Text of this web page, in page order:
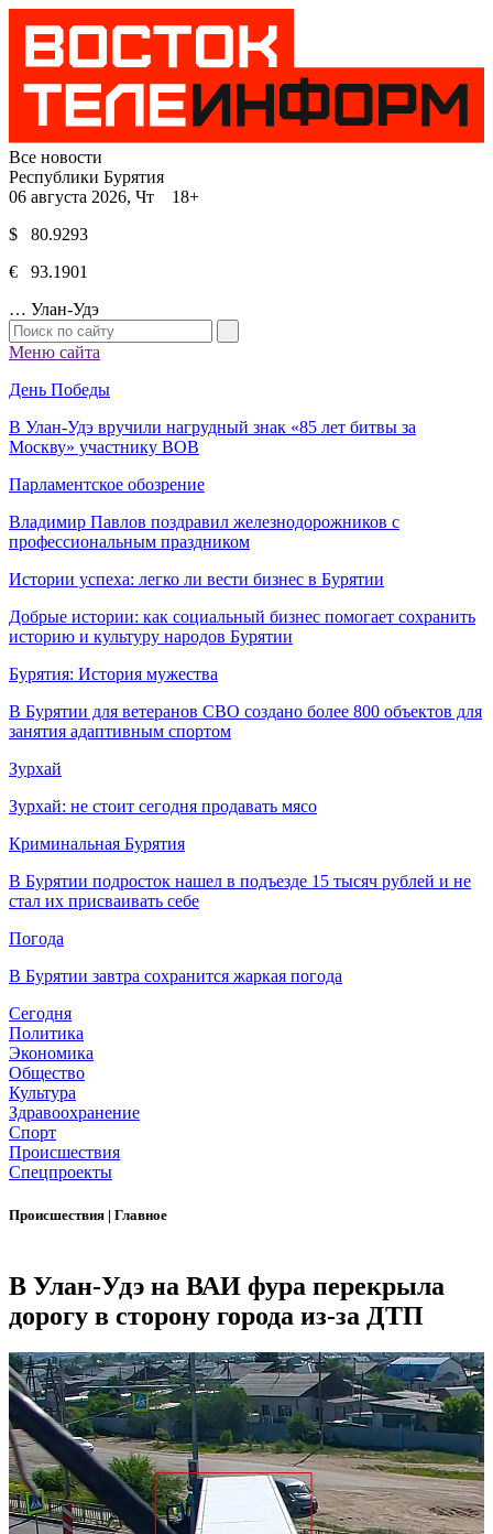
Все новости
Республики Бурятия
06 августа 2026, Чт 18+
$ 80.9293
€ 93.1901
… Улан-Удэ
Меню сайта
День Победы
В Улан-Удэ вручили нагрудный знак «85 лет битвы за
Москву» участнику ВОВ
Парламентское обозрение
Владимир Павлов поздравил железнодорожников с
профессиональным праздником
Истории успеха: легко ли вести бизнес в Бурятии
Добрые истории: как социальный бизнес помогает сохранить
историю и культуру народов Бурятии
Бурятия: История мужества
В Бурятии для ветеранов СВО создано более 800 объектов для
занятия адаптивным спортом
Зурхай
Зурхай: не стоит сегодня продавать мясо
Криминальная Бурятия
В Бурятии подросток нашел в подъезде 15 тысяч рублей и не
стал их присваивать себе
Погода
В Бурятии завтра сохранится жаркая погода
Сегодня
Политика
Экономика
Общество
Культура
Здравоохранение
Спорт
Происшествия
Спецпроекты
Происшествия | Главное
В Улан-Удэ на ВАИ фура перекрыла
дорогу в сторону города из-за ДТП